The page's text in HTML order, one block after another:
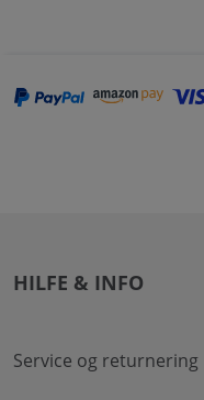
HILFE & INFO
Service og returnering